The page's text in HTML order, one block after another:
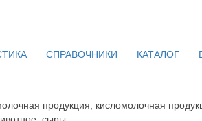
СПРАВОЧНИКИ КАТАЛОГ
продукция, кисломолочная